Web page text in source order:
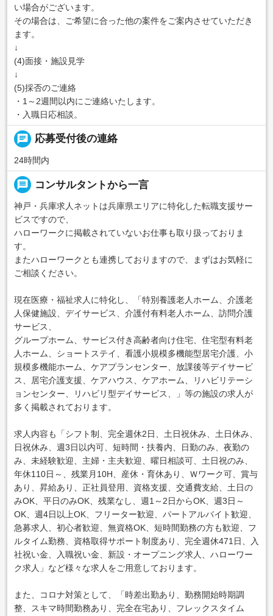
い場合がございます。
その場合は、ご希望に合った他の案件をご案内させていただき
ます。
↓
(4)面接・施設見学
↓
(5)採否のご連絡
・1～2週間以内にご連絡いたします。
・入職日応相談。
chat 応募受付後の連絡
24時間内
message コンサルタントから一言
神戸・兵庫求人ネットは兵庫県エリアに特化した転職支援サー
ビスですので、
ハローワークに掲載されていないお仕事も取り扱っておりま
す。
またハローワークとも連携しておりますので、まずはお気軽に
ご相談ください。
現在医療・福祉求人に特化し、「特別養護老人ホーム、介護老
人保健施設、デイサービス、介護付有料老人ホーム、訪問介護
サービス、
グループホーム、サービス付き高齢者向け住宅、住宅型有料老
人ホーム、ショートステイ、看護小規模多機能型居宅介護、小
規模多機能ホーム、ケアプランセンター、放課後等デイサービ
ス、居宅介護支援、ケアハウス、ケアホーム、リハビリテーシ
ョンセンター、リハビリ型デイサービス、」等の施設の求人が
多く掲載されております。
求人内容も「シフト制、完全週休2日、土日祝休み、土日休み、
日祝休み、週3日以内可、短時間・扶養内、日勤のみ、夜勤の
み、未経験歓迎、主婦・主夫歓迎、曜日相談可、土日祝のみ、
年休110日～、残業月10H、産休・育休あり、Ｗワーク可、賞与
あり、昇給あり、正社員登用、資格支援、交通費支給、土日の
みOK、平日のみOK、残業なし、週1～2日からOK、週3日～
OK、週4日以上OK、フリーター歓迎、パートアルバイト歓迎、
急募求人、初心者歓迎、無資格OK、短時間勤務の方も歓迎、フ
ルタイム勤務、資格取得サポート制度あり、完全週休471日、入
社祝い金、入職祝い金、新設・オープニング求人、ハローワー
ク求人」など様々な求人をご用意しております。
また、コロナ対策として、「時差出勤あり、勤務開始時期調
整、スキマ時間勤務あり、完全在宅あり、フレックスタイム